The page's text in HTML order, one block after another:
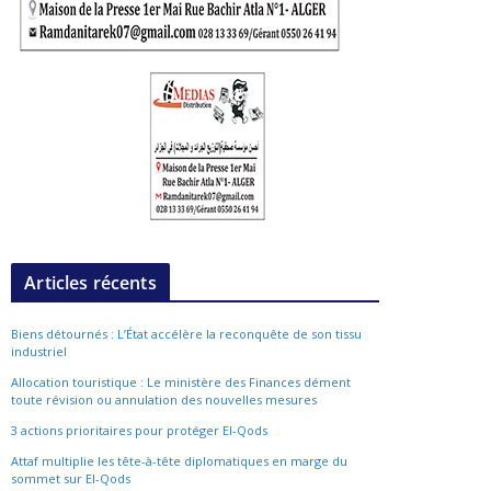
Articles récents
Biens détournés : L’État accélère la reconquête de son tissu
industriel
Allocation touristique : Le ministère des Finances dément
toute révision ou annulation des nouvelles mesures
3 actions prioritaires pour protéger El-Qods
Attaf multiplie les tête-à-tête diplomatiques en marge du
sommet sur El-Qods